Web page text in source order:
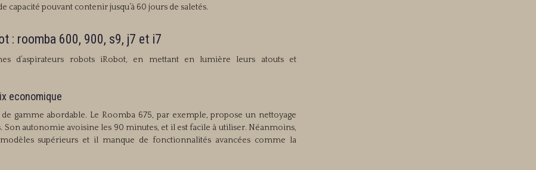
capacité pouvant contenir jusqu’à 60 jours de saletés.
: roomba 600, 900, s9, j7 et i7
d’aspirateurs robots iRobot, en mettant en lumière leurs atouts et
economique
gamme abordable. Le Roomba 675, par exemple, propose un nettoyage
Son autonomie avoisine les 90 minutes, et il est facile à utiliser. Néanmoins,
supérieurs et il manque de fonctionnalités avancées comme la